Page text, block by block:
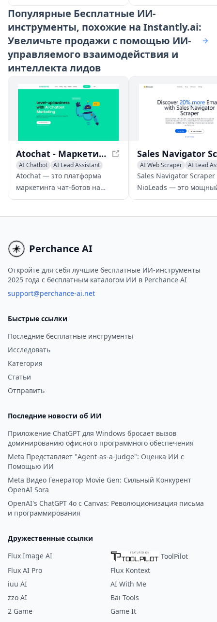
пользователям直接 общаться с
документами PDF, создавать
настраиваемые чат-боты для
продаж и встраивать их на
свой сайт для сбора лидов.
проверенным лидам и
электронным адресам
LinkedIn, помогая вам
связаться с
людьми, чтобы
Популярные Бесплатные ИИ-
инструменты, похожие на Instantly.ai:
Увеличьте продажи с помощью ИИ-
управляемого взаимодействия и
интеллекта лидов
Atochat - Маркетинг чат-бота на основе ИИ для усиления роста бизнеса
AI Chatbot
AI Lead Assistant
AI Customer Service Assistant
Atochat — это платформа
маркетинга чат-ботов на
основе ИИ, которая позволяет
поддержку клиентов за счет
упрощенных
автоматизированных
сообщений через несколько
каналов.
AI Web Scraper
AI Lead
AI CRM Assistant
Sales Navigator Scraper
NioLeads — это
инструмент,
Perchance AI
Откройте для себя лучшие бесплатные ИИ-инструменты
2025 года с бесплатным каталогом ИИ в Perchance AI
support@perchance-ai.net
Быстрые ссылки
Последние бесплатные инструменты
Исследовать
Категория
Статьи
Отправить
Последние новости об ИИ
Приложение ChatGPT для Windows бросает вызов
доминированию офисного программного обеспечения
Meta Представляет "Agent-as-a-Judge": Оценка ИИ с
Помощью ИИ
Meta Видео Генератор Movie Gen: Сильный Конкурент
OpenAI Sora
OpenAI's ChatGPT 4o с Canvas: Революционизация письма
и программирования
Дружественные ссылки
Flux Image AI
ToolPilot
Flux AI Pro
Flux Kontext
iuu AI
AI With Me
zzo AI
Bai Tools
2 Game
Game It